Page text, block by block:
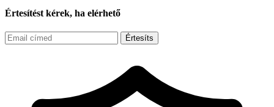
Értesítést kérek, ha elérhető
Értesíts